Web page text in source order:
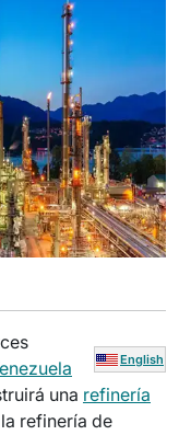
English
una refinería
refinería de